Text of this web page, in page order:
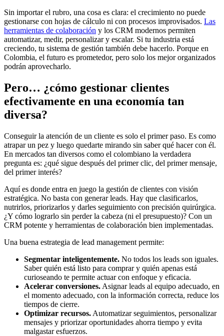
Sin importar el rubro, una cosa es clara: el crecimiento no puede
gestionarse con hojas de cálculo ni con procesos improvisados. Las
herramientas de colaboración y los CRM modernos permiten
automatizar, medir, personalizar y escalar. Si tu industria está
creciendo, tu sistema de gestión también debe hacerlo. Porque en
Colombia, el futuro es prometedor, pero solo los mejor organizados
podrán aprovecharlo.
Pero… ¿cómo gestionar clientes
efectivamente en una economía tan
diversa?
Conseguir la atención de un cliente es solo el primer paso. Es como
atrapar un pez y luego quedarte mirando sin saber qué hacer con él.
En mercados tan diversos como el colombiano la verdadera
pregunta es: ¿qué sigue después del primer clic, del primer mensaje,
del primer interés?
Aquí es donde entra en juego la gestión de clientes con visión
estratégica. No basta con generar leads. Hay que clasificarlos,
nutrirlos, priorizarlos y darles seguimiento con precisión quirúrgica.
¿Y cómo lograrlo sin perder la cabeza (ni el presupuesto)? Con un
CRM potente y herramientas de colaboración bien implementadas.
Una buena estrategia de lead management permite:
Segmentar inteligentemente. No todos los leads son iguales.
Saber quién está listo para comprar y quién apenas está
curioseando te permite actuar con enfoque y eficacia.
Acelerar conversiones. Asignar leads al equipo adecuado, en
el momento adecuado, con la información correcta, reduce los
tiempos de cierre.
Optimizar recursos. Automatizar seguimientos, personalizar
mensajes y priorizar oportunidades ahorra tiempo y evita
malgastar esfuerzos.